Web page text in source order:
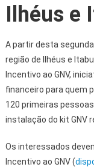
Ilhéus e
A partir desta
região de Ilhéus e
Incentivo ao GNV,
financeiro para quem
120 primeiras
instalação do kit GNV
Os interessados
Incentivo ao GNV (